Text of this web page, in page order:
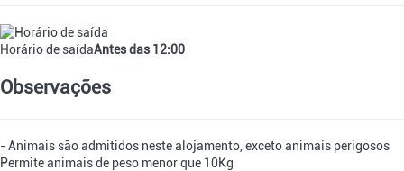
Horário de saídaAntes das 12:00
Observações
- Animais são admitidos neste alojamento, exceto animais perigosos
Permite animais de peso menor que 10Kg